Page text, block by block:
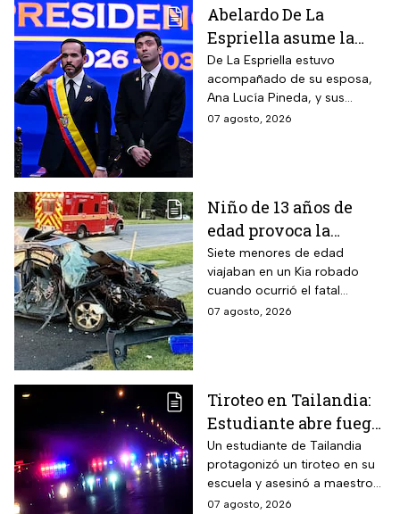
Abelardo De La
Espriella asume la
presidencia de
Colombia; así fue su
atípica investidura en
Cali
De La Espriella estuvo
acompañado de su esposa,
Ana Lucía Pineda, y sus
cuatro hijos, además de los
07 agosto, 2026
Niño de 13 años de
edad provoca la
muerte un hombre de
58 años y deja 6
lesionados
Siete menores de edad
viajaban en un Kia robado
cuando ocurrió el fatal
accidente en Maryland; la
07 agosto, 2026
Tiroteo en Tailandia:
Estudiante abre fuego
contra maestros y
alumnos; antes mató a
sus abuelos
Un estudiante de Tailandia
protagonizó un tiroteo en su
escuela y asesinó a maestros
y alumnos
07 agosto, 2026